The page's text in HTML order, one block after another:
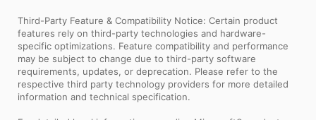
Third-Party Feature & Compatibility Notice: Certain product
features rely on third-party technologies and hardware-
specific optimizations. Feature compatibility and performance
may be subject to change due to third-party software
requirements, updates, or deprecation. Please refer to the
respective third party technology providers for more detailed
information and technical specification.